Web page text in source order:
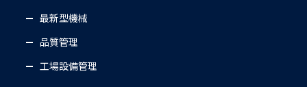
最新型機械
品質管理
工場設備管理